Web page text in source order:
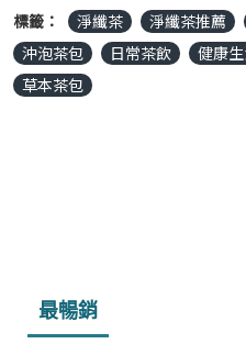
標籤： 淨纖茶 淨纖茶推薦
沖泡茶包
日常茶飲 健康
草本茶包
最暢銷